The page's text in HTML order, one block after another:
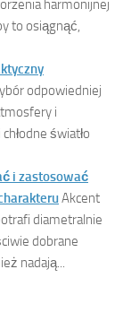
harmonijnej
to osiągnąć,
odpowiedniej
i
światło
i zastosować
Akcent
diametralnie
dobrane
nadają...